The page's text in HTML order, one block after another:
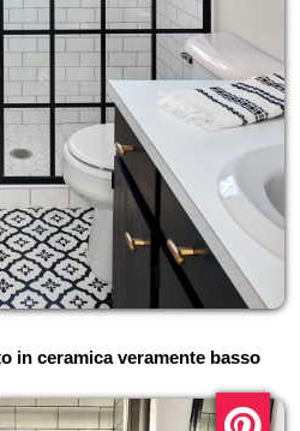
in ceramica veramente basso